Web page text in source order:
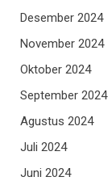
Desember 2024
November 2024
Oktober 2024
September 2024
Agustus 2024
Juli 2024
Juni 2024